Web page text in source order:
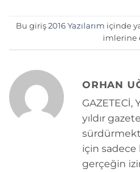
Bu giriş 2016 Yazılarım içinde
imlerine
ORHAN
GAZETECİ,
yıldır
için
gerçeğin